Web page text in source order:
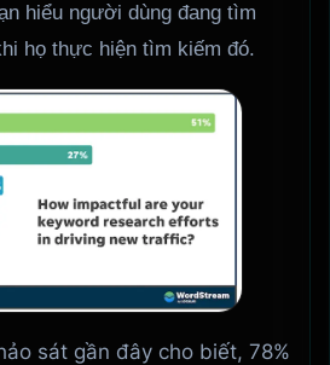
hiểu người dùng đang tìm
họ thực hiện tìm kiếm đó.
sát gần đây cho biết, 78%